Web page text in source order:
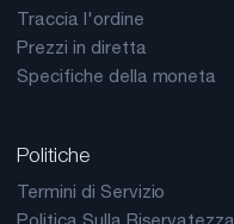
Traccia l'ordine
Prezzi in diretta
Specifiche della moneta
Politiche
Termini di Servizio
Politica Sulla Riservatezza